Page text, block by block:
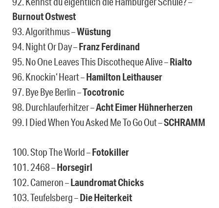
Burnout Ostwest
93. Algorithmus –Wüstung
94. Night Or Day –Franz Ferdinand
95. No One Leaves This Discotheque Alive –Rialto
96. Knockin‘ Heart –Hamilton Leithauser
97. Bye Bye Berlin –Tocotronic
98. Durchlauferhitzer –Acht Eimer Hühnerherzen
99. I Died When You Asked Me To Go Out –SCHRAMM
100. Stop The World –Fotokiller
101. 2468 –Horsegirl
102. Cameron –Laundromat Chicks
103. Teufelsberg –Die Heiterkeit